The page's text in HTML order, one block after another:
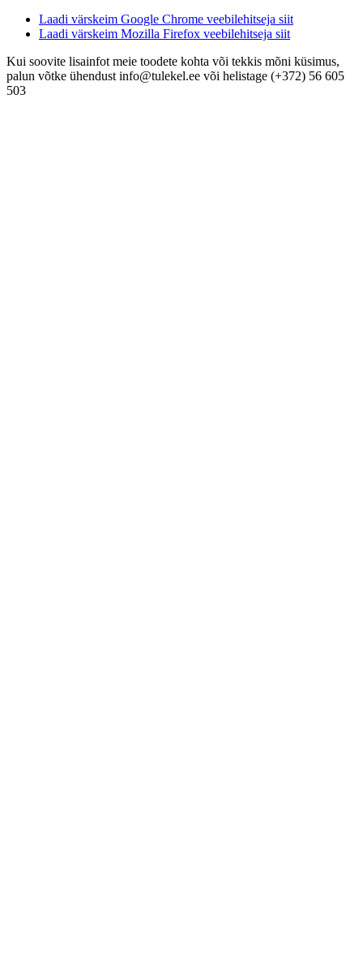
Laadi värskeim Google Chrome veebilehitseja siit
Laadi värskeim Mozilla Firefox veebilehitseja siit
Kui soovite lisainfot meie toodete kohta või tekkis mõni küsimus,
palun võtke ühendust info@tulekel.ee või helistage (+372) 56 605
503